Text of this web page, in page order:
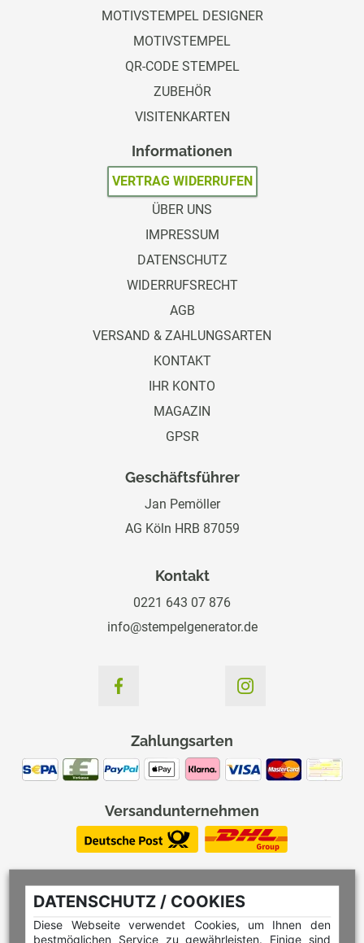
DATENSCHUTZ / COOKIES
Diese Webseite verwendet Cookies, um Ihnen den
bestmöglichen Service zu gewährleisten. Einige sind
MOTIVSTEMPEL DESIGNER
MOTIVSTEMPEL
QR-CODE STEMPEL
ZUBEHÖR
VISITENKARTEN
Informationen
VERTRAG WIDERRUFEN
ÜBER UNS
IMPRESSUM
DATENSCHUTZ
WIDERRUFSRECHT
AGB
VERSAND & ZAHLUNGSARTEN
KONTAKT
IHR KONTO
MAGAZIN
GPSR
Geschäftsführer
Jan Pemöller
AG Köln HRB 87059
Kontakt
0221 643 07 876
info@stempelgenerator.de
Zahlungsarten
Versandunternehmen